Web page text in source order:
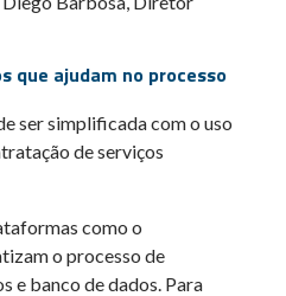
que ajudam no processo
ser simplificada com o uso
de serviços
como o
o processo de
e banco de dados. Para